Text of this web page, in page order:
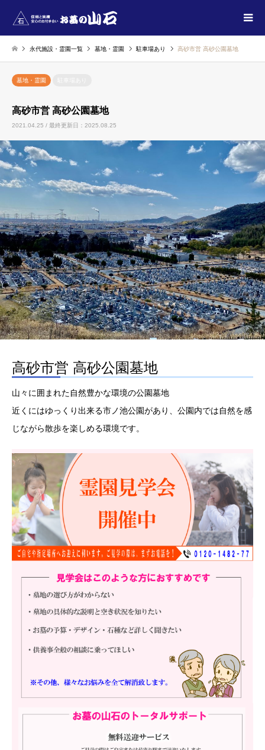
永代施設・霊園一覧 墓地・霊園 駐車場あり 高砂市営 高砂公園墓地
墓地・霊園
高砂市営 高砂公園墓地
2021.04.25 / 最終更新日：2025.08.25
高砂市営 高砂公園墓地
山々に囲まれた自然豊かな環境の公園墓地
近くにはゆっくり出来る市ノ池公園があり、公園内では自然を感
じながら散歩を楽しめる環境です。